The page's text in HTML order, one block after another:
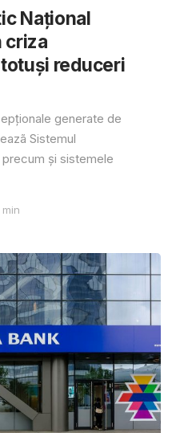
Național
criza
reduceri
generate de
Sistemul
și sistemele
min